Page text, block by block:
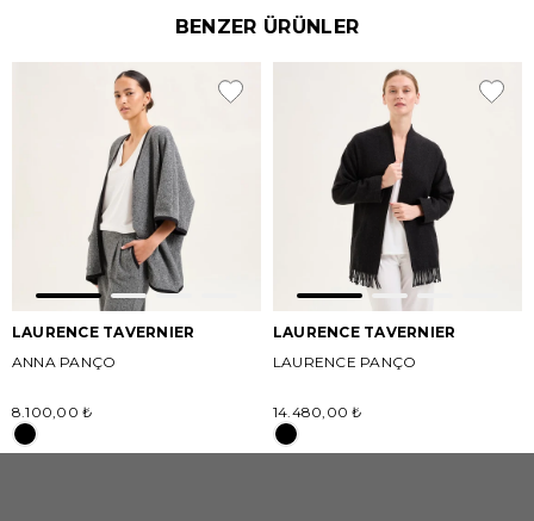
BENZER ÜRÜNLER
LAURENCE TAVERNIER
ANNA PANÇO
8.100,00 ₺
LAURENCE TAVERNIER
LAURENCE PANÇO
14.480,00 ₺